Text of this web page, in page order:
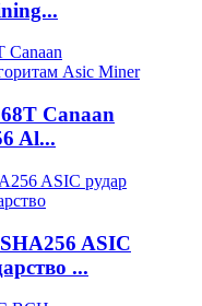
Canaan
Al...
ASIC
...